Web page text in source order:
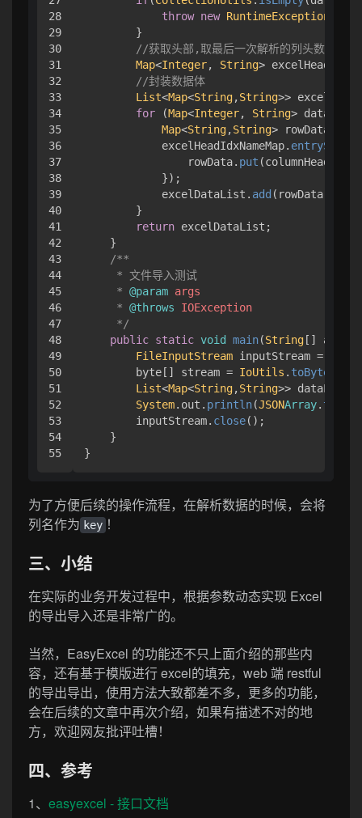
28
29
30
31
32
33
34
35
36
37
38
39
40
41
42
43
44
45
46
47
48
49
50
51
52
53
54
throw new RuntimeException
        }
//获取头部,取最后一次解析的列头数据
Map<Integer, String>
//封装数据体
List<Map<String,String>>
for (Map<Integer, String>
Map<String,String> rowData =
            excelHeadIdxNameMap.
entrySet
                rowData.
put (columnHead.
            });
            excelDataList.
add (rowData);
        }
return excelDataList;
    }
/**
     * 文件导入测试
     *
@param args
     *
@throws
IOException
     */
public static void main(String[] args)
FileInputStream inputStream =
        byte[] stream =
IoUtils . toByteArray
List<Map<String,String>> dataList
System. out . println(JSONArray.
        inputStream.
close();
    }
}
为了方便后续的操作流程，在解析数据的时候，会将
列名作为 key ！
三、小结
在实际的业务开发过程中，根据参数动态实现 Excel
的导出导入还是非常广的。
当然，EasyExcel 的功能还不只上面介绍的那些内
容，还有基于模版进行 excel的填充，web 端 restful
的导出导出，使用方法大致都差不多，更多的功能，
会在后续的文章中再次介绍，如果有描述不对的地
方，欢迎网友批评吐槽！
四、参考
1、 easyexcel - 接口文档